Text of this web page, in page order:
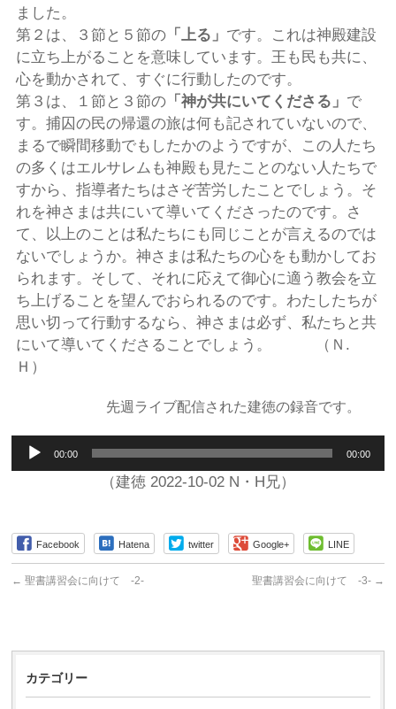
ました。
第２は、３節と５節の 「上る」 です。これは神殿建設
に立ち上がることを意味しています。王も民も共に、
心を動かされて、すぐに行動したのです。
第３は、１節と３節の 「神が共にいてくださる」 で
す。捕囚の民の帰還の旅は何も記されていないので、
まるで瞬間移動でもしたかのようですが、この人たち
の多くはエルサレムも神殿も見たことのない人たちで
すから、指導者たちはさぞ苦労したことでしょう。そ
れを神さまは共にいて導いてくださったのです。さ
て、以上のことは私たちにも同じことが言えるのでは
ないでしょうか。神さまは私たちの心をも動かしてお
られます。そして、それに応えて御心に適う教会を立
ち上げることを望んでおられるのです。わたしたちが
思い切って行動するなら、神さまは必ず、私たちと共
にいて導いてくださることでしょう。 （Ｎ.
Ｈ）
先週ライブ配信された建徳の録音です。
ヤ
ー
00:00 00:00
（建徳 2022-10-02 N・H兄）
Facebook Hatena twitter Google+ LINE
← 聖書講習会に向けて -2- 聖書講習会に向けて -3- →
カテゴリー